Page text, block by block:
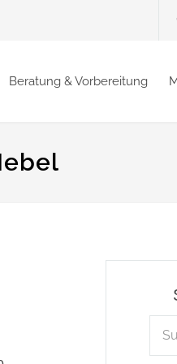
Beratung & Vorbereitung